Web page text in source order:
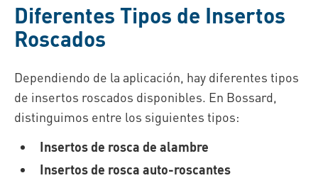
Diferentes Tipos de Insertos
Roscados
Dependiendo de la aplicación, hay diferentes tipos
de insertos roscados disponibles. En Bossard,
distinguimos entre los siguientes tipos:
Insertos de rosca de alambre
Insertos de rosca auto-roscantes